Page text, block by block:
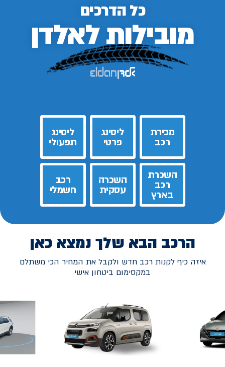
כל הדרכים
מובילות לאלדן
מכירת
רכב
ליסינג
פרטי
ליסינג
תפעולי
השכרת
רכב
בארץ
השכרה
עסקית
רכב
חשמלי
הרכב הבא שלך נמצא כאן
איזה כיף לקנות רכב חדש ולקבל את המחיר הכי משתלם
במקסימום ביטחון אישי